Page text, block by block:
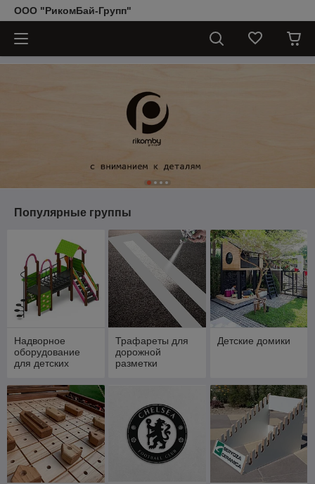
ООО "РикомБай-Групп"
Популярные группы
Надворное
оборудование
для детских
Трафареты для
дорожной
разметки
Детские домики